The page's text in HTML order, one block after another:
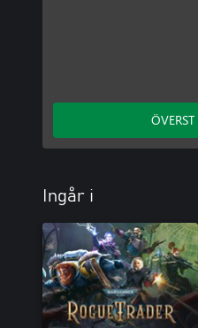
Ingår i